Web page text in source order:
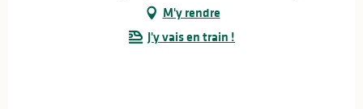
M'y rendre
J'y vais en train !